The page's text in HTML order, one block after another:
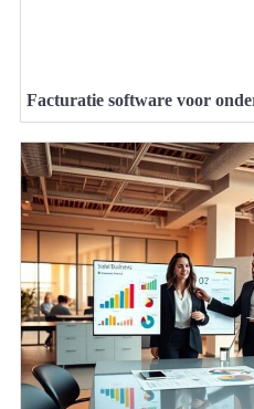
Facturatie software voor